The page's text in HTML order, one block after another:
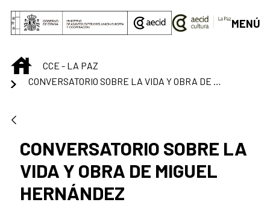
Saltar al contenido principal
MENÚ
INICIOCCE - LA PAZ
CONVERSATORIO SOBRE LA VIDA Y OBRA DE MIGUEL HERNÁNDEZ
CONVERSATORIO SOBRE LA
VIDA Y OBRA DE MIGUEL
HERNÁNDEZ